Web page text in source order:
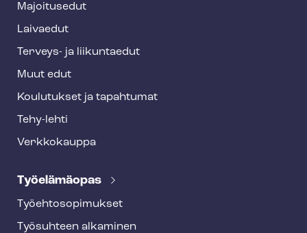
Majoitusedut
Laivaedut
Terveys- ja liikuntaedut
Muut edut
Koulutukset ja tapahtumat
Tehy-lehti
Verkkokauppa
Työelämäopas
Työ­eh­to­so­pi­muk­set
Työsuhteen alkaminen